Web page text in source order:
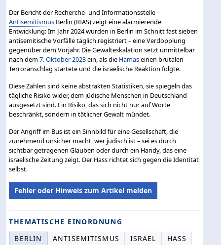
Der Bericht der Recherche- und Informationsstelle
Antisemitismus Berlin (RIAS) zeigt eine alarmierende
Entwicklung: Im Jahr 2024 wurden in Berlin im Schnitt fast sieben
antisemitische Vorfälle täglich registriert – eine Verdopplung
gegenüber dem Vorjahr. Die Gewalteskalation setzt unmittelbar
nach dem7. Oktober 2023ein, als die Hamaseinen brutalen
Terroranschlag startete und die israelische Reaktion folgte.
Diese Zahlen sind keine abstrakten Statistiken, sie spiegeln das
tägliche Risiko wider, dem jüdische Menschen in Deutschland
ausgesetzt sind. Ein Risiko, das sich nicht nur auf Worte
beschränkt, sondern in tätlicher Gewalt mündet.
Der Angriff im Bus ist ein Sinnbild für eine Gesellschaft, die
zunehmend unsicher macht, wer jüdisch ist – sei es durch
sichtbar getragenen Glauben oder durch ein Handy, das eine
israelische Zeitung zeigt. Der Hass richtet sich gegen die Identität
selbst.
Fehler oder Hinweis zum Artikel melden
THEMATISCHE EINORDNUNG
BERLIN
ANTISEMITISMUS ISRAEL
HASS